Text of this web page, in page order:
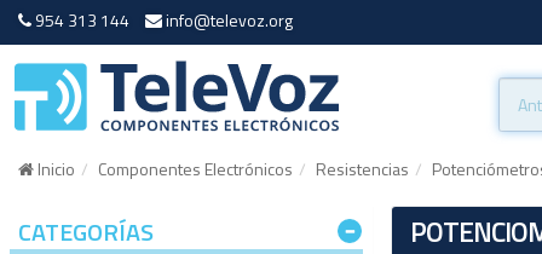
954 313 144 info@televoz.org
Inicio Componentes Electrónicos Resistencias
CATEGORÍAS